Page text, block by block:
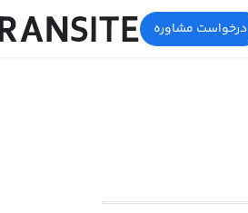
درخواست مشاوره